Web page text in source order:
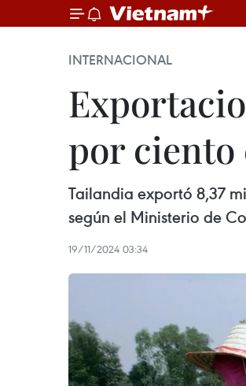
INTERNACIONAL
por ciento
Tailandia exportó 8,37
según el Ministerio de
19/11/2024 03:34